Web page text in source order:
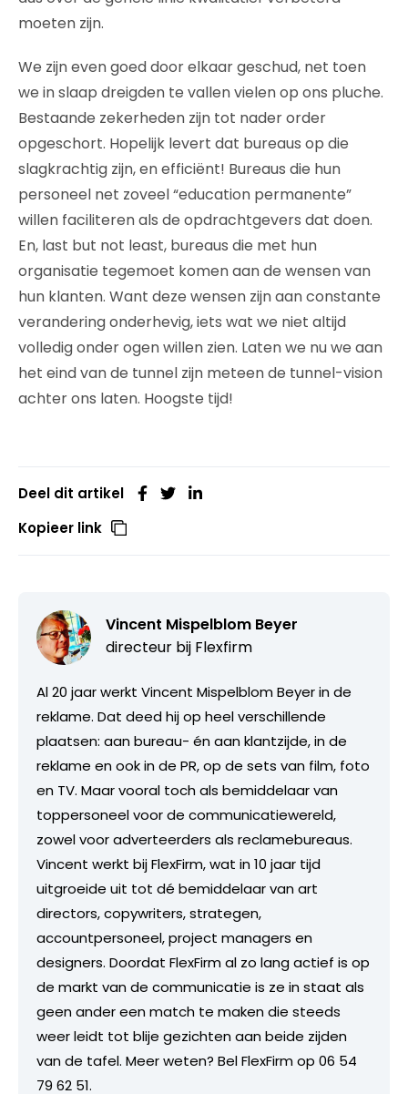
moeten zijn.
We zijn even goed door elkaar geschud, net toen
we in slaap dreigden te vallen vielen op ons pluche.
Bestaande zekerheden zijn tot nader order
opgeschort. Hopelijk levert dat bureaus op die
slagkrachtig zijn, en efficiënt! Bureaus die hun
personeel net zoveel “education permanente”
willen faciliteren als de opdrachtgevers dat doen.
En, last but not least, bureaus die met hun
organisatie tegemoet komen aan de wensen van
hun klanten. Want deze wensen zijn aan constante
verandering onderhevig, iets wat we niet altijd
volledig onder ogen willen zien. Laten we nu we aan
het eind van de tunnel zijn meteen de tunnel-vision
achter ons laten. Hoogste tijd!
Deel dit artikel
Kopieer link
Vincent Mispelblom Beyer
directeur bij Flexfirm
Al 20 jaar werkt Vincent Mispelblom Beyer in de
reklame. Dat deed hij op heel verschillende
plaatsen: aan bureau- én aan klantzijde, in de
reklame en ook in de PR, op de sets van film, foto
en TV. Maar vooral toch als bemiddelaar van
toppersoneel voor de communicatiewereld,
zowel voor adverteerders als reclamebureaus.
Vincent werkt bij FlexFirm, wat in 10 jaar tijd
uitgroeide uit tot dé bemiddelaar van art
directors, copywriters, strategen,
accountpersoneel, project managers en
designers. Doordat FlexFirm al zo lang actief is op
de markt van de communicatie is ze in staat als
geen ander een match te maken die steeds
weer leidt tot blije gezichten aan beide zijden
van de tafel. Meer weten? Bel FlexFirm op 06 54
79 62 51.